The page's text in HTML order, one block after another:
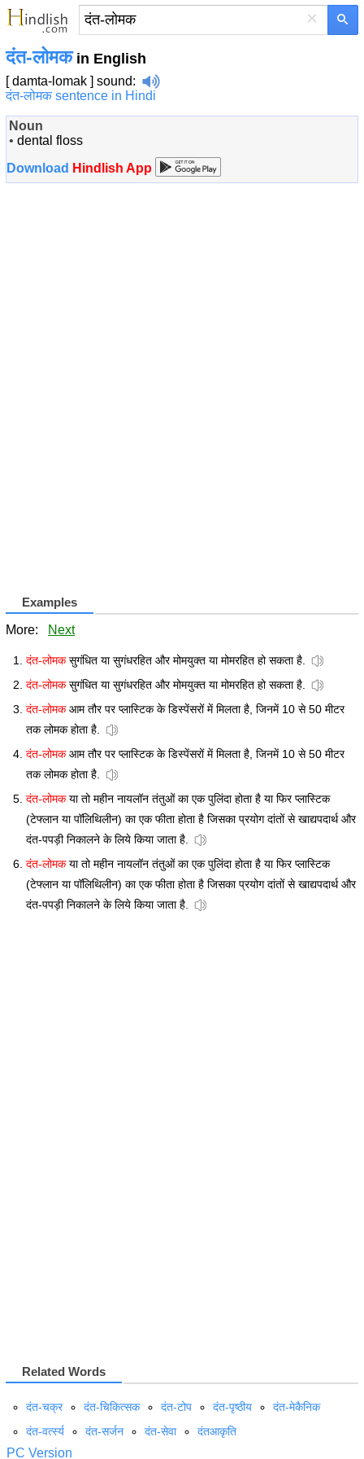
×
दंत-लोमकin English
[ damta-lomak ] sound:
दंत-लोमक sentence in Hindi
Noun
• dental floss
Download Hindlish App
Examples
More: Next
दंत-लोमकसुगंधित या सुगंधरहित और मोमयुक्त या मोमरहित हो सकता है.
दंत-लोमकसुगंधित या सुगंधरहित और मोमयुक्त या मोमरहित हो सकता है.
दंत-लोमकआम तौर पर प्लास्टिक के डिस्पेंसरों में मिलता है, जिनमें 10 से 50 मीटर
तक लोमक होता है.
दंत-लोमकआम तौर पर प्लास्टिक के डिस्पेंसरों में मिलता है, जिनमें 10 से 50 मीटर
तक लोमक होता है.
दंत-लोमकया तो महीन नायलॉन तंतुओं का एक पुलिंदा होता है या फिर प्लास्टिक
(टेफ्लान या पॉलिथिलीन) का एक फीता होता है जिसका प्रयोग दांतों से खाद्यपदार्थ और
दंत-पपड़ी निकालने के लिये किया जाता है.
दंत-लोमकया तो महीन नायलॉन तंतुओं का एक पुलिंदा होता है या फिर प्लास्टिक
(टेफ्लान या पॉलिथिलीन) का एक फीता होता है जिसका प्रयोग दांतों से खाद्यपदार्थ और
दंत-पपड़ी निकालने के लिये किया जाता है.
Related Words
दंत-चक्र दंत-चिकित्सक दंत-टोप दंत-पृष्ठीय
दंत-मेकैनिक
दंत-वर्त्स्य
दंत-सर्जन दंत-सेवा दंतआकृति
PC Version